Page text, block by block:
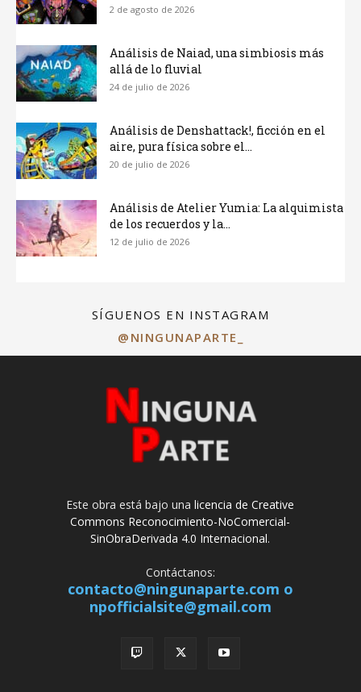
2 de agosto de 2026
Análisis de Naiad, una simbiosis más
allá de lo fluvial
24 de julio de 2026
Análisis de Denshattack!, ficción en el
aire, pura física sobre el...
20 de julio de 2026
Análisis de Atelier Yumia: La alquimista
de los recuerdos y la...
12 de julio de 2026
SÍGUENOS EN INSTAGRAM
@NINGUNAPARTE_
Este obra está bajo unalicencia de Creative
Commons Reconocimiento-NoComercial-
SinObraDerivada 4.0 Internacional.
Contáctanos:
contacto@ningunaparte.com o
npofficialsite@gmail.com